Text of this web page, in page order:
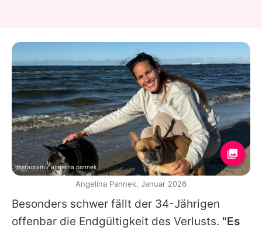
Besonders schwer fällt der 34-Jährigen
offenbar die Endgültigkeit des Verlusts. "Es
Instagram / angelina.pannek
Angelina Pannek, Januar 2026